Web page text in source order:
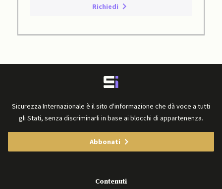
Richiedi
Sicurezza Internazionale è il sito d'informazione che dà voce a tutti
gli Stati, senza discriminarli in base ai blocchi di appartenenza.
Abbonati
Contenuti